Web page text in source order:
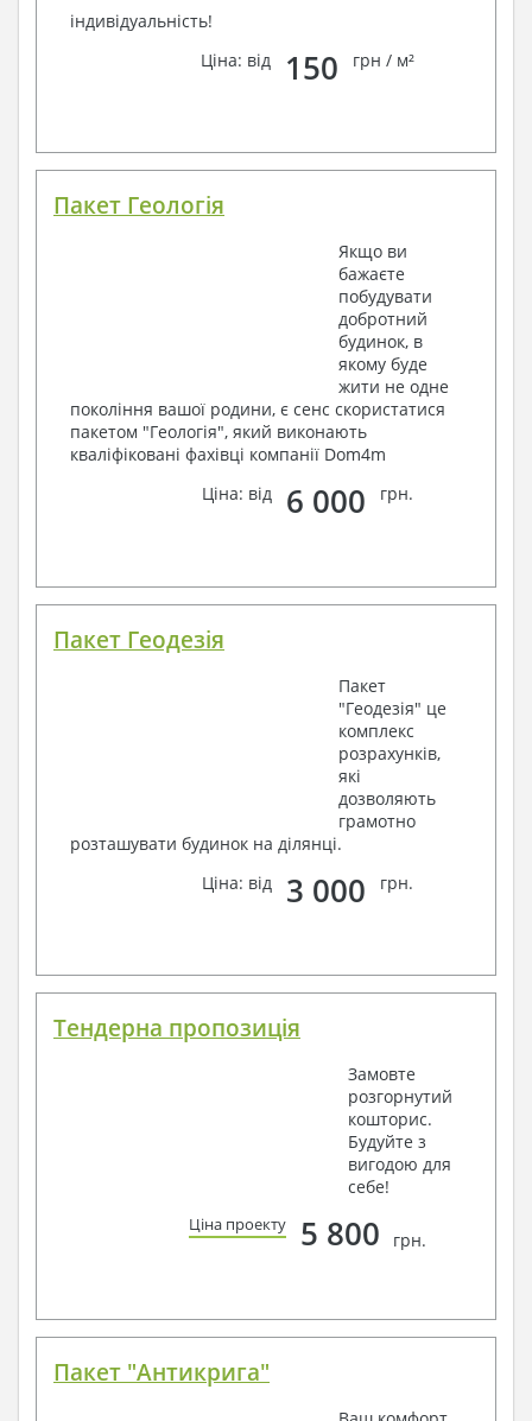
індивідуальність!
Ціна: від
150 грн / м²
Пакет Геологія
Якщо ви
бажаєте
побудувати
добротний
будинок, в
якому буде
жити не одне
покоління вашої родини, є сенс скористатися
пакетом "Геологія", який виконають
кваліфіковані фахівці компанії Dom4m
Ціна: від
6 000 грн.
Пакет Геодезія
Пакет
"Геодезія" це
комплекс
розрахунків,
які
дозволяють
грамотно
розташувати будинок на ділянці.
Ціна: від
3 000 грн.
Тендерна пропозиція
Замовте
розгорнутий
кошторис.
Будуйте з
вигодою для
себе!
Ціна проекту 5 800 грн.
Пакет "Антикрига"